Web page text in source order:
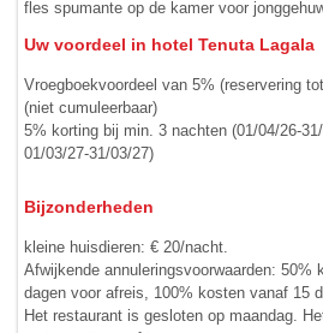
fles spumante op de kamer voor
Uw voordeel in hotel Tenuta Lagala
Vroegboekvoordeel van 5% (reservering
(niet cumuleerbaar)
5% korting bij min. 3 nachten (01/04/26-
01/03/27-31/03/27)
Bijzonderheden
kleine huisdieren: € 20/nacht.
Afwijkende annuleringsvoorwaarden: 50%
dagen voor afreis, 100% kosten vanaf 15
Het restaurant is gesloten op maandag.